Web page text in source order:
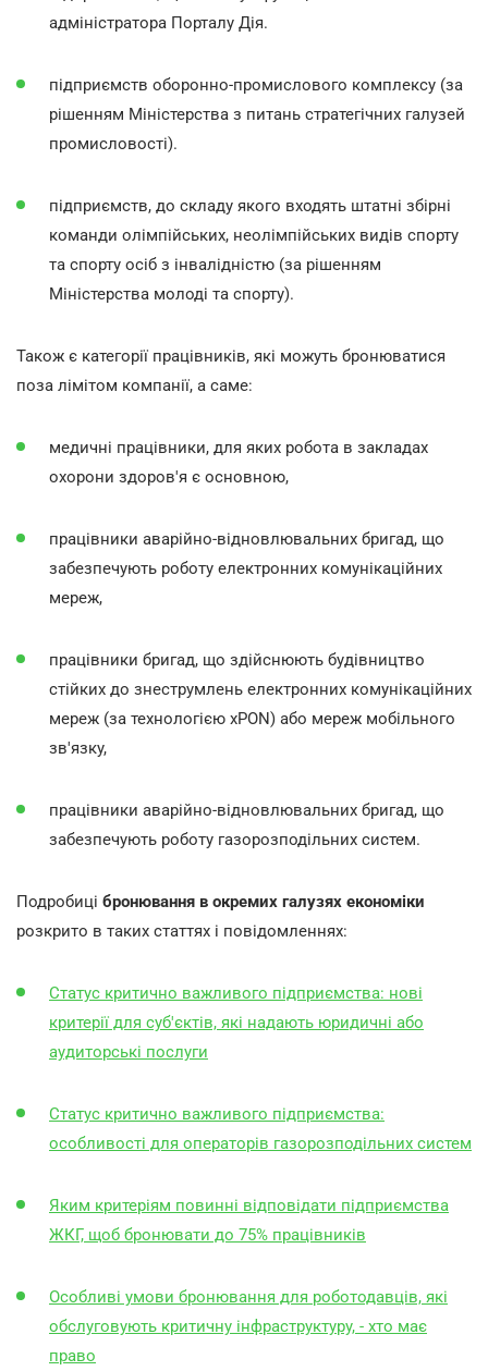
адміністратора Порталу Дія.
підприємств оборонно-промислового комплексу (за
рішенням Міністерства з питань стратегічних галузей
промисловості).
підприємств, до складу якого входять штатні збірні
команди олімпійських, неолімпійських видів спорту
та спорту осіб з інвалідністю (за рішенням
Міністерства молоді та спорту).
Також є категорії працівників, які можуть бронюватися
поза лімітом компанії, а саме:
медичні працівники, для яких робота в закладах
охорони здоров'я є основною,
працівники аварійно-відновлювальних бригад, що
забезпечують роботу електронних комунікаційних
мереж,
працівники бригад, що здійснюють будівництво
стійких до знеструмлень електронних комунікаційних
мереж (за технологією xPON) або мереж мобільного
зв'язку,
працівники аварійно-відновлювальних бригад, що
забезпечують роботу газорозподільних систем.
Подробиці бронювання в окремих галузях економіки
розкрито в таких статтях і повідомленнях:
Статус критично важливого підприємства: нові
критерії для суб'єктів, які надають юридичні або
аудиторські послуги
Статус критично важливого підприємства:
особливості для операторів газорозподільних систем
Яким критеріям повинні відповідати підприємства
ЖКГ, щоб бронювати до 75% працівників
Особливі умови бронювання для роботодавців, які
обслуговують критичну інфраструктуру, - хто має
право